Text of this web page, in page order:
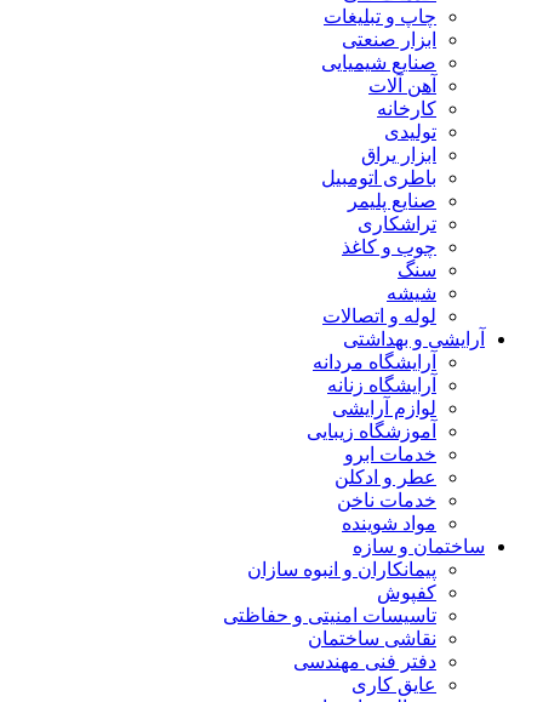
چاپ و تبلیغات
ابزار صنعتی
صنایع شیمیایی
آهن آلات
کارخانه
تولیدی
ابزار یراق
باطری اتومبیل
صنایع پلیمر
تراشکاری
چوب و کاغذ
سنگ
شیشه
لوله و اتصالات
آرایشی و بهداشتی
آرایشگاه مردانه
آرایشگاه زنانه
لوازم آرایشی
آموزشگاه زیبایی
خدمات ابرو
عطر و ادکلن
خدمات ناخن
مواد شوینده
ساختمان و سازه
پیمانکاران و انبوه سازان
کفپوش
تاسیسات امنیتی و حفاظتی
نقاشی ساختمان
دفتر فنی مهندسی
عایق کاری